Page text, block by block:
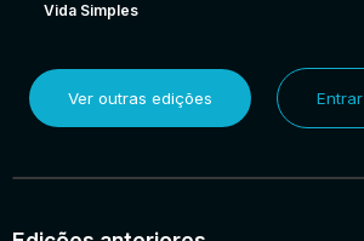
Vida Simples
Ver outras edições Entrar